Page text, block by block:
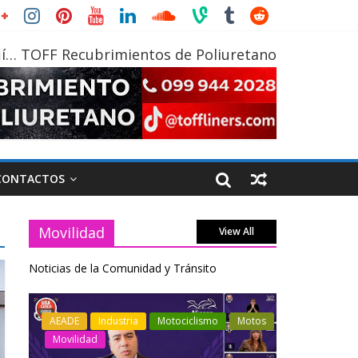
TOFF Recubrimientos de Poliuretano
Movilidad View All
Noticias de la Comunidad y Tránsito
AEADE Industria Motociclismo
Motos
Movilidad